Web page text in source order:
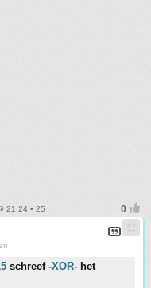
21:24 • 25
schreef -XOR- het